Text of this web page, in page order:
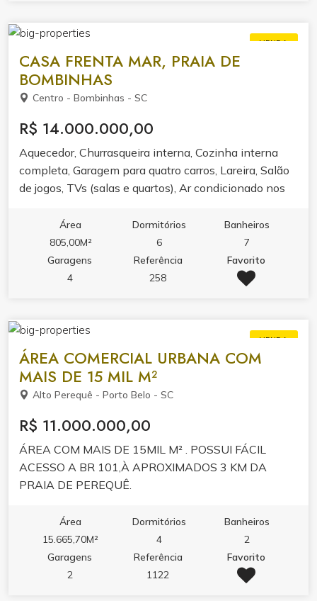
VENDA
CASA FRENTA MAR, PRAIA DE
BOMBINHAS
Centro - Bombinhas - SC
R$ 14.000.000,00
Aquecedor, Churrasqueira interna, Cozinha interna
completa, Garagem para quatro carros, Lareira, Salão
de jogos, TVs (salas e quartos), Ar condicionado nos
de Jogos, Lavadeira, Maquina de lavar, Som em três
Ambientes, Utensílio Cozinha nas suas Cozinhas,
caseiros, Geladeiras internas e externas, Freezer,
Micro-ondas, telefone, Deck / varanda.
Área
805,00M²
Dormitórios
6
Banheiros
7
Garagens
4
Referência
258
Favorito
VENDA
ÁREA COMERCIAL URBANA COM
MAIS DE 15 MIL M²
Alto Perequê - Porto Belo - SC
R$ 11.000.000,00
ÁREA COM MAIS DE 15MIL M² . POSSUI FÁCIL
ACESSO A BR 101,À APROXIMADOS 3 KM DA
PRAIA DE PEREQUÊ.
Área
15.665,70M²
Dormitórios
4
Banheiros
2
Garagens
2
Referência
1122
Favorito